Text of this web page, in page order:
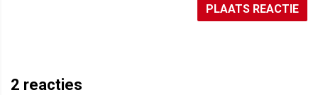
PLAATS REACTIE
2 reacties